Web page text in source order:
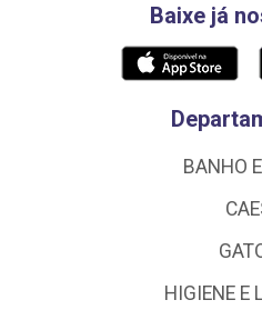
Baixe já
BANHO
HIGIENE E